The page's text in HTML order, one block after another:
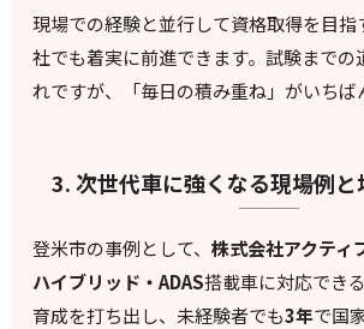
現場での経験と並行して資格取得を目指
社でも着実に前進できます。試験までの
れですが、「毎日の積み重ね」がいちば
3. 次世代車に強くなる現場例
登米市の事例として、株式会社アクティ
ハイブリッド・ADAS搭載車に対応でき
育成を打ち出し、未経験者でも3年で国